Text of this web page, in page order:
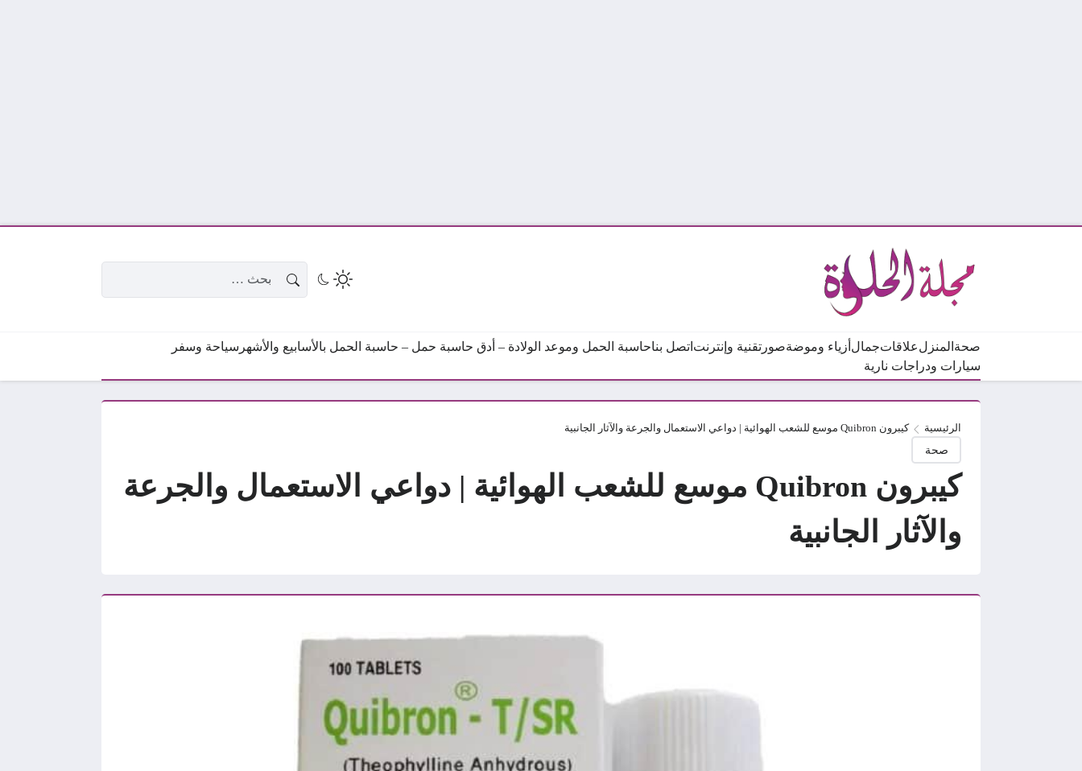
صحة المنزلعلاقاتجمال أزياء وموضةصور تقنية وإنترنت اتصل بناحاسبة الحمل وموعد الولادة – أدق حاسبة حمل – حاسبة الحمل بالأسابيع والأشهر سياحة وسفر
سيارات ودراجات نارية
الرئيسية كيبرون Quibron موسع للشعب الهوائية | دواعي الاستعمال والجرعة والآثار الجانبية
صحة
كيبرون Quibron موسع للشعب الهوائية | دواعي الاستعمال والجرعة
والآثار الجانبية